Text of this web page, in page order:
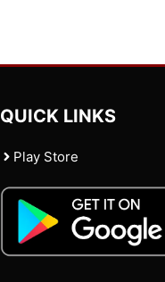
QUICK LINKS
Play Store